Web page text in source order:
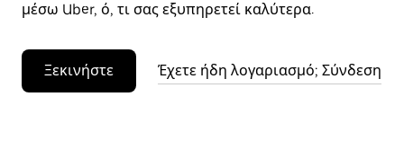
μέσω Uber, ό, τι σας εξυπηρετεί καλύτερα.
Ξεκινήστε Έχετε ήδη λογαριασμό; Σύνδεση